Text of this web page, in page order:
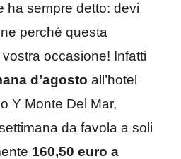
ha sempre detto: devi
perché questa
occasione! Infatti
d’agosto all’hotel
Y Monte Del Mar,
da favola a soli
160,50 euro a